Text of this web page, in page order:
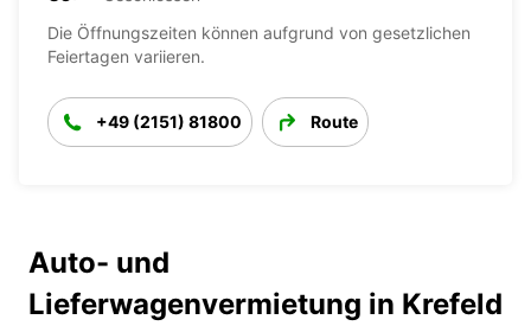
Die Öffnungszeiten können aufgrund von gesetzlichen
Feiertagen variieren.
+49 (2151) 81800 Route
Auto- und
Lieferwagenvermietung in Krefeld